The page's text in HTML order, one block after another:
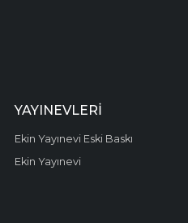
YAYINEVLERI
Ekin Yayınevi Eski Baskı
Ekin Yayınevi